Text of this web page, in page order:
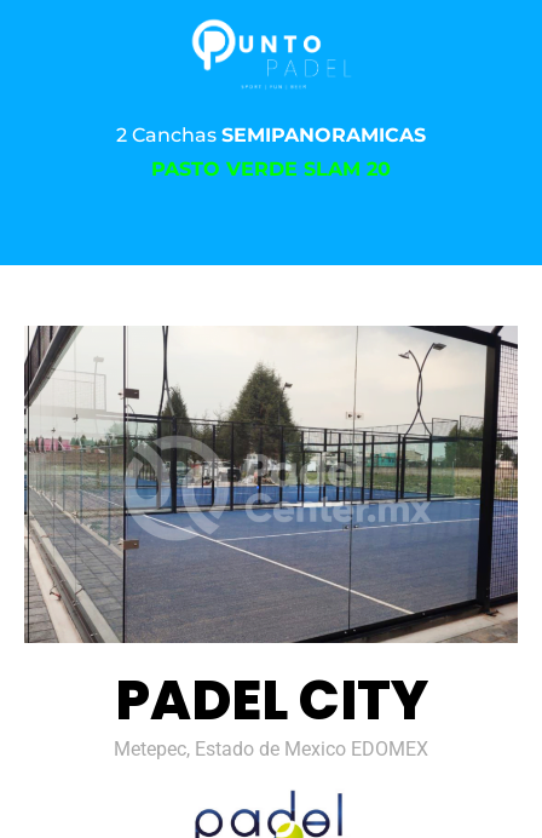
2 Canchas SEMIPANORAMICAS
PASTO VERDE SLAM 20
PADEL CITY
Metepec, Estado de Mexico EDOMEX